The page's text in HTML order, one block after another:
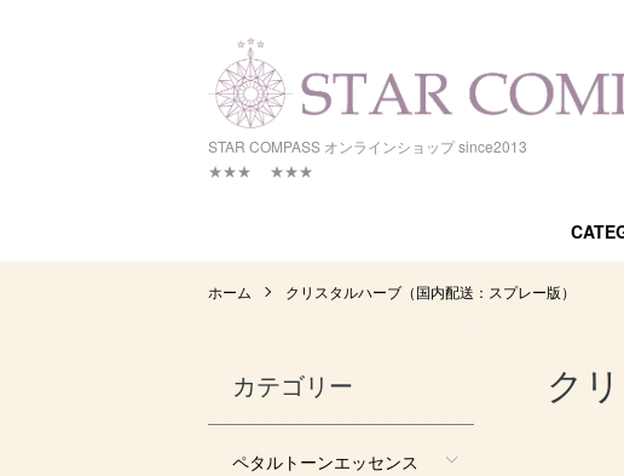
STAR COMPASS オンラインショッ
★★★ ★★★
ホーム クリスタルハーブ（国内配送：スプレー版）
ク
カテゴ
カテゴリー
ペタルトーンエッセンス